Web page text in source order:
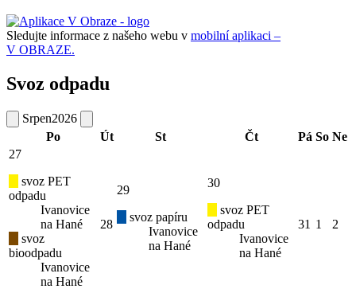
Sledujte informace z našeho webu v mobilní aplikaci –
V OBRAZE.
Svoz odpadu
Srpen2026
Po
Út St Čt Pá So Ne
27
svoz PET
odpadu
Ivanovice
na Hané
svoz
bioodpadu
Ivanovice
na Hané
28
29
svoz papíru
Ivanovice
na Hané
30
svoz PET
odpadu
Ivanovice
na Hané
31 1 2